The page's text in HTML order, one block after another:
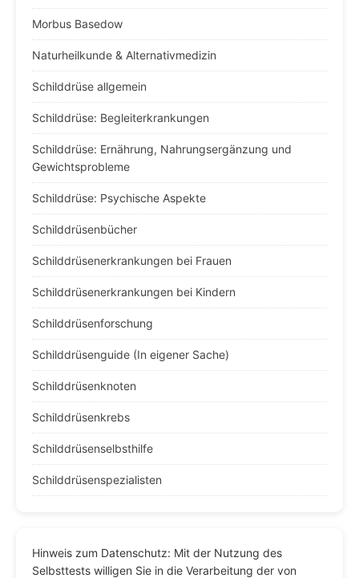
Morbus Basedow
Naturheilkunde & Alternativmedizin
Schilddrüse allgemein
Schilddrüse: Begleiterkrankungen
Schilddrüse: Ernährung, Nahrungsergänzung und
Gewichtsprobleme
Schilddrüse: Psychische Aspekte
Schilddrüsenbücher
Schilddrüsenerkrankungen bei Frauen
Schilddrüsenerkrankungen bei Kindern
Schilddrüsenforschung
Schilddrüsenguide (In eigener Sache)
Schilddrüsenknoten
Schilddrüsenkrebs
Schilddrüsenselbsthilfe
Schilddrüsenspezialisten
Hinweis zum Datenschutz: Mit der Nutzung des
Selbsttests willigen Sie in die Verarbeitung der von